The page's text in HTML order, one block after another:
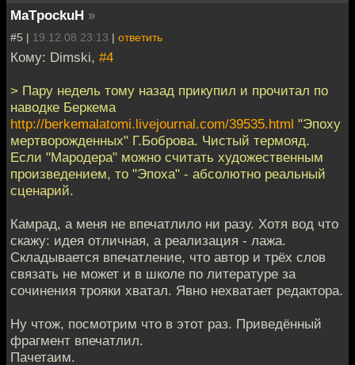
MaTpockuH »
#5 | 19.12.08 23:13 | ответить
Кому: Dimski, #4
> Пару недель тому назад прикупил и прочитал по
наводке Беркема
http://berkemalatomi.livejournal.com/39535.html "Эпоху
мертворожденных" Г.Боброва. Чистый термояд.
Если "Мародера" можно считать художественным
произведением, то "Эпоха" - абсолютно реальный
сценарий.
Камрад, а меня не впечатлило ни разу. Хотя вод что
скажу: идея отличная, а реализация - лажа.
Складывается впечатление, что автор и трёх слов
связать не может и в школе по литературе за
сочинения трояки хватал. Явно нехватает редактора.
Ну чтож, посмотрим что в этот раз. Приведённый
фрагмент впечатлил.
Пачетаим.